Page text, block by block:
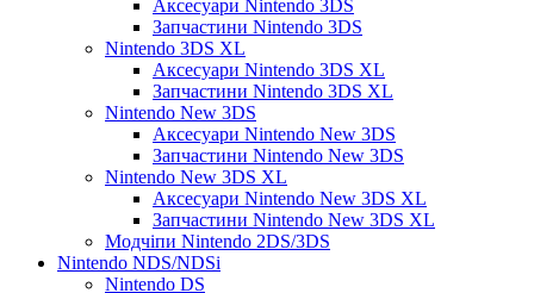
Аксесуари Nintendo 3DS
Запчастини Nintendo 3DS
Nintendo 3DS XL
Аксесуари Nintendo 3DS XL
Запчастини Nintendo 3DS XL
Nintendo New 3DS
Аксесуари Nintendo New 3DS
Запчастини Nintendo New 3DS
Nintendo New 3DS XL
Аксесуари Nintendo New 3DS XL
Запчастини Nintendo New 3DS XL
Модчіпи Nintendo 2DS/3DS
Nintendo NDS/NDSi
Nintendo DS